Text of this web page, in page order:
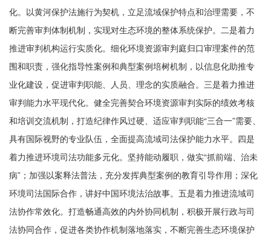
化。以黄河保护法施行为契机，立足流域保护特点和治理需要，不
断完善审判体制机制，实现对生态环境的整体系统保护。二是着力
推进审判机构运行实质化。细化环境资源审判庭归口审理案件的范
围和职责，强化指导性案例和典型案例培树机制，以信息化助推专
业化建设，促进审判职能、人员、理念的实质融合。三是着力推进
审判能力水平现代化。健全完善契合环境资源审判实际的绩效考核
和培训交流机制，打造纪律作风过硬、适应审判职能“三合一”需要、
具有国际视野的专业队伍，全面提高流域司法保护能力水平。四是
着力推进环境司法功能多元化。坚持能动履职，做实“抓前端、治未
病”；加强以案释法普法，充分发挥典型案例的教育引导作用；深化
环境司法国际合作，讲好中国环境法治故事。五是着力推进流域司
法协作常效化。打造畅通高效的内外协同机制，积极开展行政与司
法协同合作，促进各类协作机制落地落实，不断完善生态环境保护